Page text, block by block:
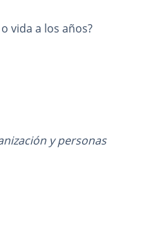
vida a los años?
y personas